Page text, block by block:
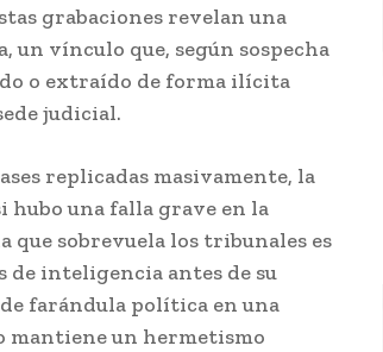
grabaciones revelan una
vínculo que, según sospecha
o extraído de forma ilícita
judicial.
replicadas masivamente, la
una falla grave en la
que sobrevuela los tribunales es
de inteligencia antes de su
farándula política en una
mantiene un hermetismo